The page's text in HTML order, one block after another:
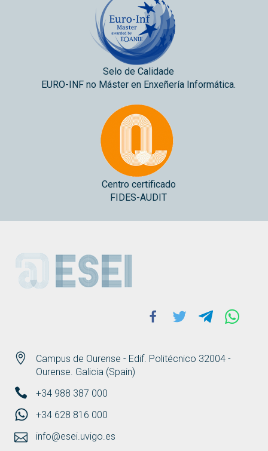
Selo de Calidade
EURO-INF no Máster en Enxeñería Informática.
Centro certificado
FIDES-AUDIT
ESEI
Campus de Ourense - Edif. Politécnico 32004 -
Ourense. Galicia (Spain)
+34 988 387 000
+34 628 816 000
info@esei.uvigo.es
Facebook
Twitter Telegram